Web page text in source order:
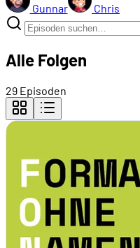
Gunnar Chris
Alle Folgen
29 Episoden